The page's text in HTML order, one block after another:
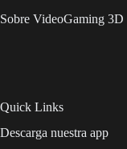
Sobre VideoGaming 3D
Quick Links
Descarga nuestra app